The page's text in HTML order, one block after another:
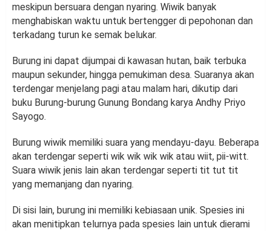
meskipun bersuara dengan nyaring. Wiwik banyak
menghabiskan waktu untuk bertengger di pepohonan dan
terkadang turun ke semak belukar.
Burung ini dapat dijumpai di kawasan hutan, baik terbuka
maupun sekunder, hingga pemukiman desa. Suaranya akan
terdengar menjelang pagi atau malam hari, dikutip dari
buku Burung-burung Gunung Bondang karya Andhy Priyo
Sayogo.
Burung wiwik memiliki suara yang mendayu-dayu. Beberapa
akan terdengar seperti wik wik wik wik atau wiit, pii-witt.
Suara wiwik jenis lain akan terdengar seperti tit tut tit
yang memanjang dan nyaring.
Di sisi lain, burung ini memiliki kebiasaan unik. Spesies ini
akan menitipkan telurnya pada spesies lain untuk dierami